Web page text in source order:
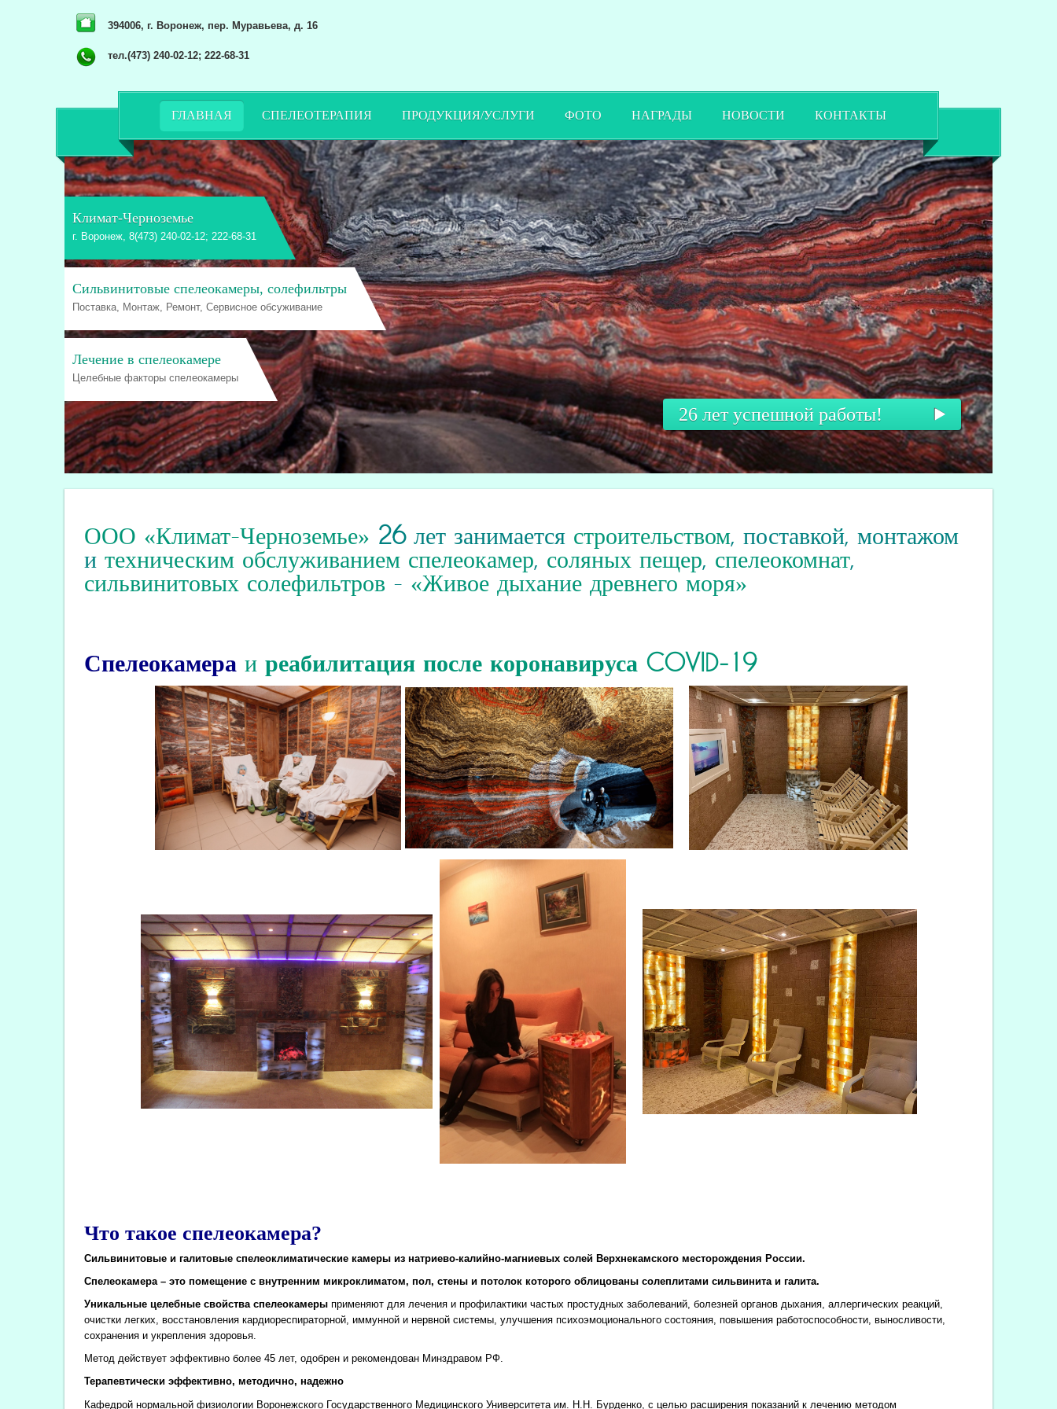
394006, г. Воронеж, пер. Муравьева, д. 16
тел.(473) 240-02-12; 222-68-31
ГЛАВНАЯ СПЕЛЕОТЕРАПИЯ ПРОДУКЦИЯ/УСЛУГИ ФОТО НАГРАДЫ НОВОСТИ КОНТАКТЫ
26 лет успешной работы!
Климат-Черноземье
г. Воронеж, 8(473) 240-02-12; 222-68-31
Сильвинитовые спелеокамеры, солефильтры
Поставка, Монтаж, Ремонт, Сервисное обсуживание
Лечение в спелеокамере
Целебные факторы спелеокамеры
ООО «Климат-Черноземье» 26лет занимается строительством, поставкой, монтажом
и техническим обслуживанием спелеокамер, соляных пещер, спелеокомнат,
сильвинитовых солефильтров - «Живое дыхание древнего моря»
Спелеокамера и реабилитация после коронавируса COVID-19
Что такое спелеокамера?
Сильвинитовые и галитовые спелеоклиматические камеры из натриево-калийно-магниевых солей Верхнекамского месторождения России.
Спелеокамера – это помещение с внутренним микроклиматом, пол, стены и потолок которого облицованы солеплитами сильвинита и галита.
Уникальные целебные свойства спелеокамеры применяют для лечения и профилактики частых простудных заболеваний, болезней органов дыхания, аллергических реакций,
очистки легких, восстановления кардиореспираторной, иммунной и нервной системы, улучшения психоэмоционального состояния, повышения работоспособности, выносливости,
сохранения и укрепления здоровья.
Метод действует эффективно более 45 лет, одобрен и рекомендован Минздравом РФ.
Терапевтически эффективно, методично, надежно
Кафедрой нормальной физиологии Воронежского Государственного Медицинского Университета им. Н.Н. Бурденко, с целью расширения показаний к лечению методом